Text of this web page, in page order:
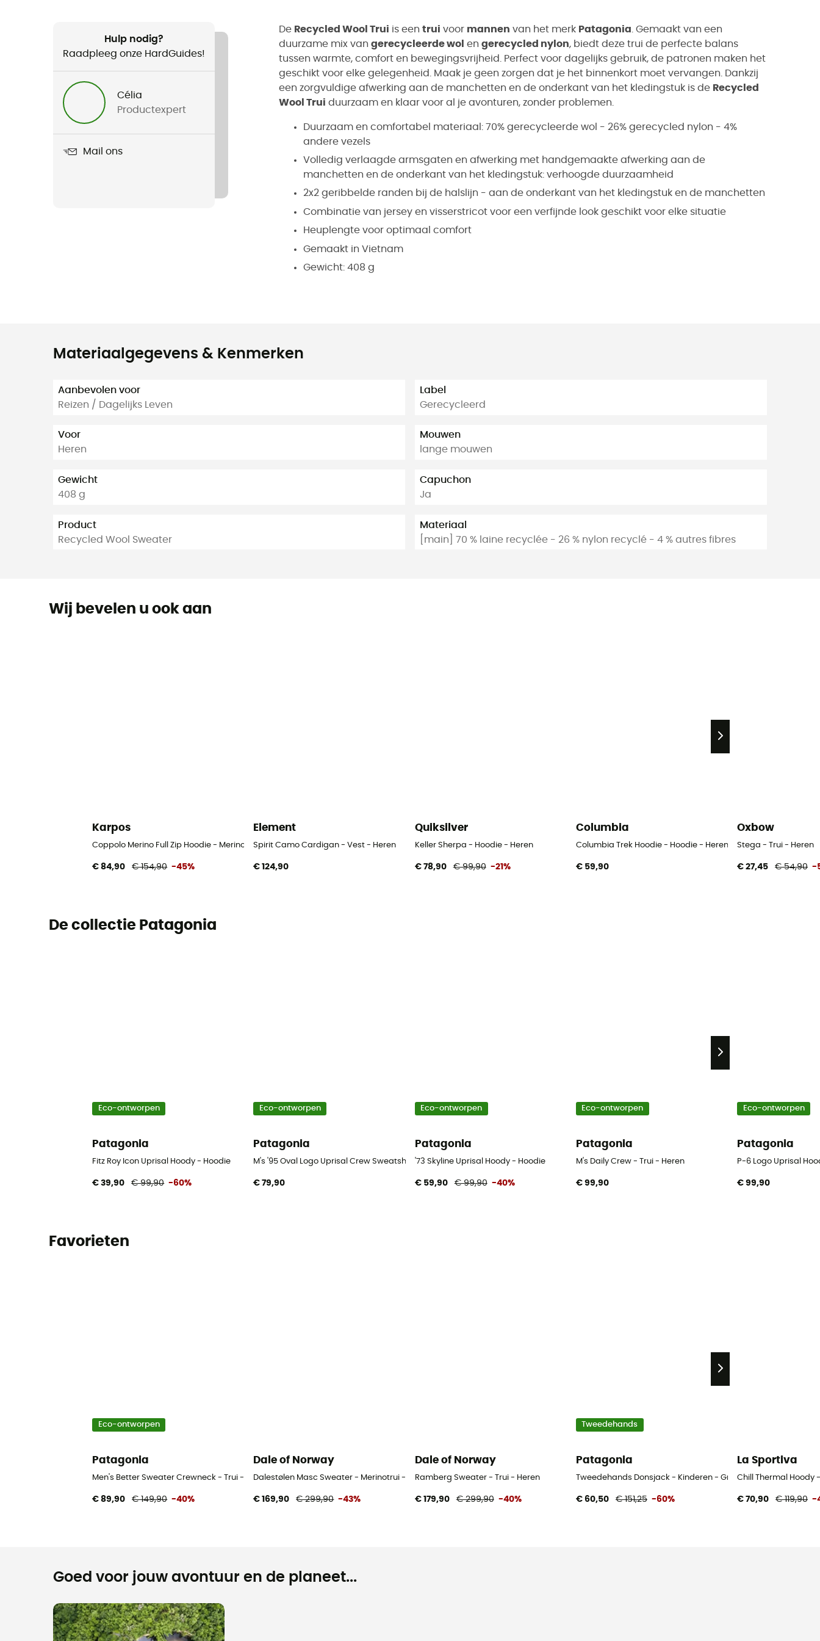
Hulp nodig?
Raadpleeg onze HardGuides!
Célia
Productexpert
Mail ons
De Recycled Wool Trui is een trui voor mannen van het merk Patagonia . Gemaakt van een
duurzame mix van gerecycleerde wol en gerecycled nylon, biedt deze trui de perfecte balans
tussen warmte, comfort en bewegingsvrijheid. Perfect voor dagelijks gebruik, de patronen maken het
geschikt voor elke gelegenheid. Maak je geen zorgen dat je het binnenkort moet vervangen. Dankzij
een zorgvuldige afwerking aan de manchetten en de onderkant van het kledingstuk is de Recycled
Wool Trui duurzaam en klaar voor al je avonturen, zonder problemen.
Duurzaam en comfortabel materiaal: 70% gerecycleerde wol - 26% gerecycled nylon - 4%
andere vezels
Volledig verlaagde armsgaten en afwerking met handgemaakte afwerking aan de
manchetten en de onderkant van het kledingstuk: verhoogde duurzaamheid
2x2 geribbelde randen bij de halslijn - aan de onderkant van het kledingstuk en de manchetten
Combinatie van jersey en visserstricot voor een verfijnde look geschikt voor elke situatie
Heuplengte voor optimaal comfort
Gemaakt in Vietnam
Gewicht: 408 g
Materiaalgegevens & Kenmerken
Aanbevolen voor
Reizen / Dagelijks Leven
Voor
Heren
Gewicht
408 g
Product
Recycled Wool Sweater
Label
Gerecycleerd
Mouwen
lange mouwen
Capuchon
Ja
Materiaal
[main] 70 % laine recyclée - 26 % nylon recyclé - 4 % autres fibres
Wij bevelen u ook aan
Karpos
Coppolo Merino Full Zip Hoodie - Merinohoodie - Heren
€ 84,90 € 154,90 -45%
Element
Spirit Camo Cardigan - Vest - Heren
€ 124,90
Quiksilver
Keller Sherpa - Hoodie - Heren
€ 78,90 € 99,90 -21%
Columbia
Columbia Trek Hoodie - Hoodie - Heren
€ 59,90
Oxbow
Stega - Trui - Heren
€ 27,45 € 54,90 -
De collectie Patagonia
Eco-ontworpen
Patagonia
Fitz Roy Icon Uprisal Hoody - Hoodie
€ 39,90 € 99,90 -60%
Eco-ontworpen
Patagonia
M's '95 Oval Logo Uprisal Crew Sweatshirt - Trui - Heren
€ 79,90
Eco-ontworpen
Patagonia
'73 Skyline Uprisal Hoody - Hoodie
€ 59,90 € 99,90 -40%
Eco-ontworpen
Patagonia
M's Daily Crew - Trui - Heren
€ 99,90
Eco-ontworpen
Patagonia
P-6 Logo Uprisal
€ 99,90
Favorieten
Eco-ontworpen
Patagonia
Men's Better Sweater Crewneck - Trui - Heren
€ 89,90 € 149,90 -40%
Dale of Norway
Dalestølen Masc Sweater - Merinotrui - Heren
€ 169,90 € 299,90 -43%
Dale of Norway
Ramberg Sweater - Trui - Heren
€ 179,90 € 299,90 -40%
Tweedehands
Patagonia
Tweedehands Donsjack - Kinderen - Groente - M
€ 60,50 € 151,25 -60%
La Sportiva
Chill Thermal Hoody
€ 70,90 € 119,90 -
Goed voor jouw avontuur en de planeet...